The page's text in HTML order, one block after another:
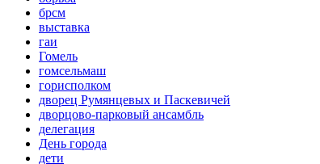
брсм
выставка
гаи
Гомель
гомсельмаш
горисполком
дворец Румянцевых и Паскевичей
дворцово-парковый ансамбль
делегация
День города
дети